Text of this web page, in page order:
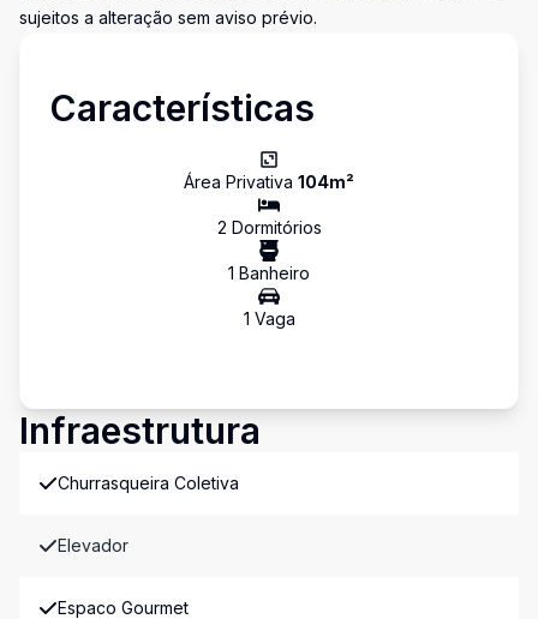
sujeitos a alteração sem aviso prévio.
Características
Área Privativa 104m²
2 Dormitórios
1 Banheiro
1 Vaga
Infraestrutura
Churrasqueira Coletiva
Elevador
Espaco Gourmet